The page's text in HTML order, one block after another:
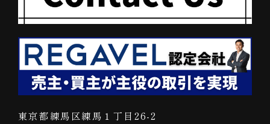
東京都練馬区練馬１丁目26-2